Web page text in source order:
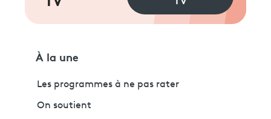
À la une
Les programmes à ne pas rater
On soutient